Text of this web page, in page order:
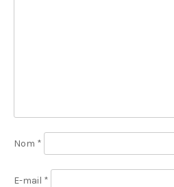
Nom *
E-mail *